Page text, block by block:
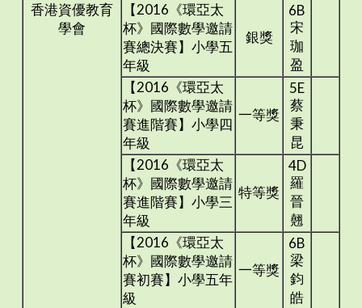
香港資優教育
學會
【2016《環亞太
杯》國際數學邀請
賽總決賽】小學五
年級
銀獎
6B
宋
珈
盈
【2016《環亞太
杯》國際數學邀請
賽進階賽】小學四
年級
一等獎
5E
蔡
秉
昆
【2016《環亞太
杯》國際數學邀請
賽進階賽】小學三
年級
特等獎
4D
羅
晉
翹
【2016《環亞太
杯》國際數學邀請
賽初賽】小學五年
級
一等獎
6B
梁
鈞
皓